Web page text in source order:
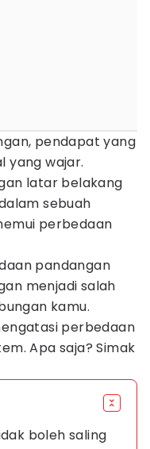
pendapat yang
yang wajar.
latar belakang
sebuah
perbedaan
pandangan
menjadi salah
kamu.
perbedaan
Apa saja? Simak
boleh saling